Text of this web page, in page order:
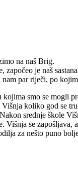
na naš Brig.
je naš
par riječi, po
smo se
koliko god se
srednje škole
Višnja se zapošljava,
za nešto puno